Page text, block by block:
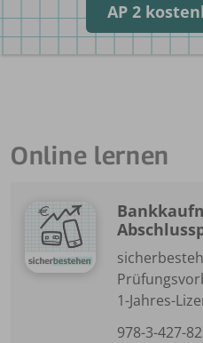
AP 2
Online lernen
1-Jahres-
978-3-427-